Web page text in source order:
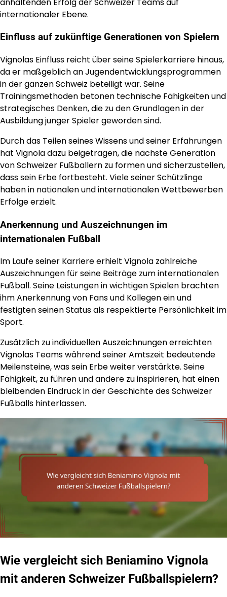
internationaler Ebene.
Einfluss auf zukünftige Generationen von Spielern
Vignolas Einfluss reicht über seine Spielerkarriere hinaus,
da er maßgeblich an Jugendentwicklungsprogrammen
in der ganzen Schweiz beteiligt war. Seine
Trainingsmethoden betonen technische Fähigkeiten und
strategisches Denken, die zu den Grundlagen in der
Ausbildung junger Spieler geworden sind.
Durch das Teilen seines Wissens und seiner Erfahrungen
hat Vignola dazu beigetragen, die nächste Generation
von Schweizer Fußballern zu formen und sicherzustellen,
dass sein Erbe fortbesteht. Viele seiner Schützlinge
haben in nationalen und internationalen Wettbewerben
Erfolge erzielt.
Anerkennung und Auszeichnungen im
internationalen Fußball
Im Laufe seiner Karriere erhielt Vignola zahlreiche
Auszeichnungen für seine Beiträge zum internationalen
Fußball. Seine Leistungen in wichtigen Spielen brachten
ihm Anerkennung von Fans und Kollegen ein und
festigten seinen Status als respektierte Persönlichkeit im
Sport.
Zusätzlich zu individuellen Auszeichnungen erreichten
Vignolas Teams während seiner Amtszeit bedeutende
Meilensteine, was sein Erbe weiter verstärkte. Seine
Fähigkeit, zu führen und andere zu inspirieren, hat einen
bleibenden Eindruck in der Geschichte des Schweizer
Fußballs hinterlassen.
Wie vergleicht sich Beniamino Vignola
mit anderen Schweizer Fußballspielern?